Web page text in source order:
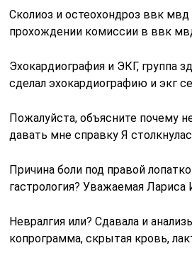
Сколиоз и остеохондроз ввк
прохождении комиссии в ввк
Эхокардиография и ЭКГ, группа
сделал эхокардиографию и экг
Пожалуйста, объясните почему
давать мне справку Я
Причина боли под правой
гастрология? Уважаемая Лариса
Невралгия или? Сдавала и
копрограмма, скрытая кровь,